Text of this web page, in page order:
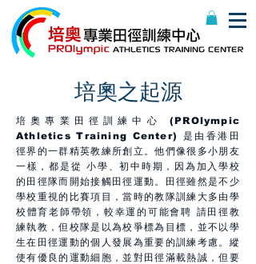
​培奧之起源
培奧專業田徑訓練中心 (PROlympic
Athletics Training Center) 是由香港田
徑界的一群精英教練所創立。他們像很多小朋友
一樣，都是從 小學、初中時期，因為加入學校
的田徑隊而開始接觸田徑運動。田徑雖然是不少
學校重視的比賽項目，當時的教隊訓練大多由學
校體育老師帶領，較幸運的可能會聘 請田徑教
練執教，但校隊是以為校爭標為目標，並不以學
生在田徑運動的個人發展為重要的訓練考慮。縱
使有優良的運動細胞，並對田徑滿載熱誠，但要